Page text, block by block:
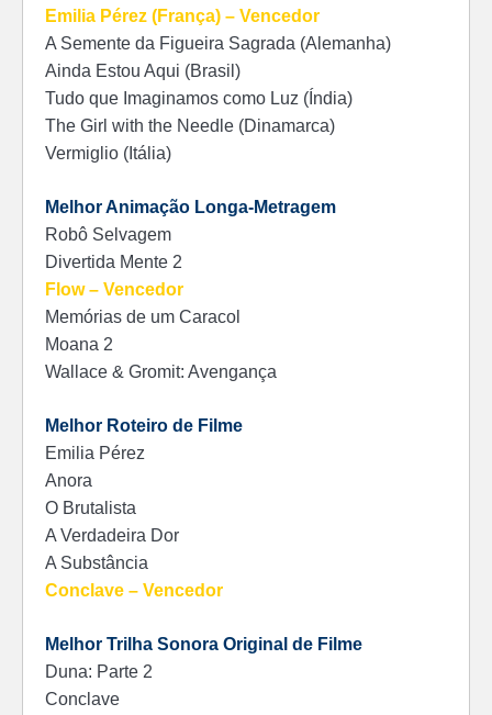
Emilia Pérez (França) – Vencedor
A Semente da Figueira Sagrada (Alemanha)
Ainda Estou Aqui (Brasil)
Tudo que Imaginamos como Luz (Índia)
The Girl with the Needle (Dinamarca)
Vermiglio (Itália)
Melhor Animação Longa-Metragem
Robô Selvagem
Divertida Mente 2
Flow – Vencedor
Memórias de um Caracol
Moana 2
Wallace & Gromit: Avengança
Melhor Roteiro de Filme
Emilia Pérez
Anora
O Brutalista
A Verdadeira Dor
A Substância
Conclave – Vencedor
Melhor Trilha Sonora Original de Filme
Duna: Parte 2
Conclave